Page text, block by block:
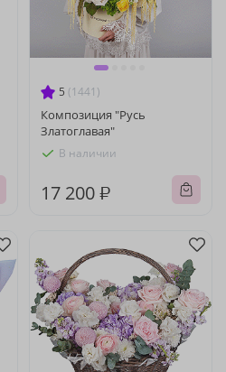
5 (1441)
Композиция "Русь
Златоглавая"
В наличии
17 200 ₽